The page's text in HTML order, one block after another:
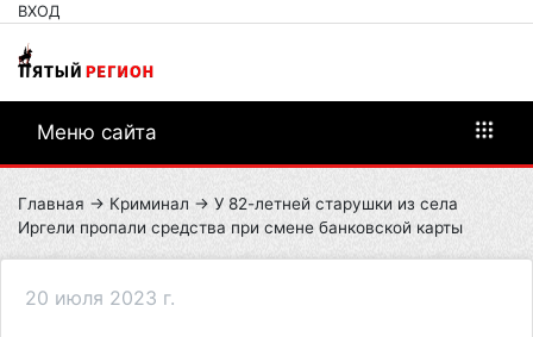
ВХОД
Меню сайта
Главная → Криминал → У 82-летней старушки из села
Иргели пропали средства при смене банковской карты
20 июля 2023 г.